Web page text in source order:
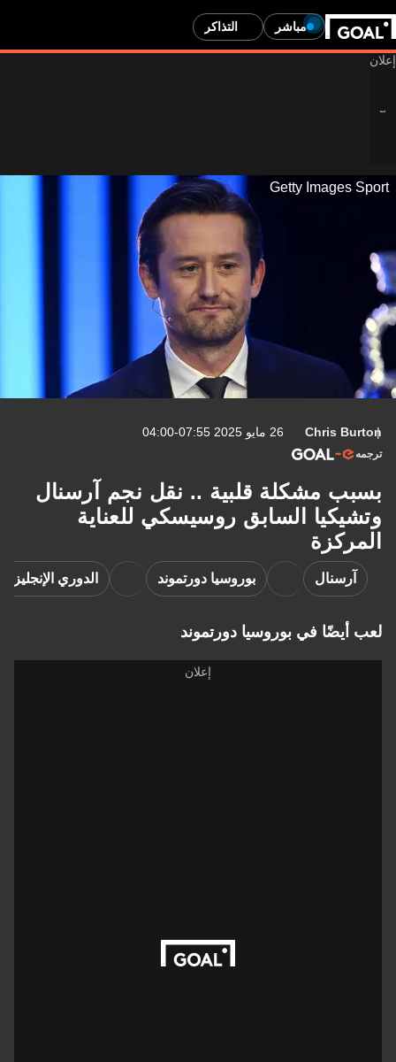
ساعدنا في التحقق من عمرك من خلال تقديم إجابة صادقة. يحتوي هذا
الموقع على إعلانات للمقامرة لـ 24+.
عرض إعلانات المراهنات
نعم، عمري 24 أو أكثر
لا، أنا أصغر من 24
محتوى مخصص للبالغين فقط
عمرك لا يسمح لك بمشاهدة محتوى المراهنات. سيتم إعادة توجيهك
انتقل إلى الصفحة الرئيسية
مباشر التذاكر
Getty Images Sport
Chris Burton 26 مايو 2025 07:55-04:00
ترجمه
بسبب مشكلة قلبية .. نقل نجم آرسنال
وتشيكيا السابق روسيسكي للعناية
المركزة
آرسنال بوروسيا دورتموند الدوري
لعب أيضًا في بوروسيا دورتموند